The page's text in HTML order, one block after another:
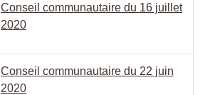
Conseil communautaire du 16 juillet
2020
Conseil communautaire du 22 juin
2020